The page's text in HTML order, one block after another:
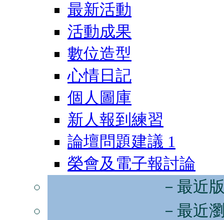
最新活動
活動成果
數位造型
心情日記
個人圖庫
新人報到練習
論壇問題建議 1
榮會及電子報討論
－最近
－最近